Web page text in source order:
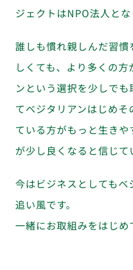
ジェクトはNPO法人とな
誰しも慣れ親しんだ習
しくても、より多くの
ンという選択を少しで
てベジタリアンはじめ
ている方がもっと生き
が少し良くなると信じて
今はビジネスとしても
追い風です。
一緒にお取組みをはじめ